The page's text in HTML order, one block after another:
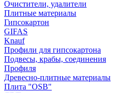
Очистители, удалители
Плитные материалы
Гипсокартон
GIFAS
Knauf
Профили для гипсокартона
Подвесы, крабы, соединения
Профиля
Древесно-плитные материалы
Плита "OSB"